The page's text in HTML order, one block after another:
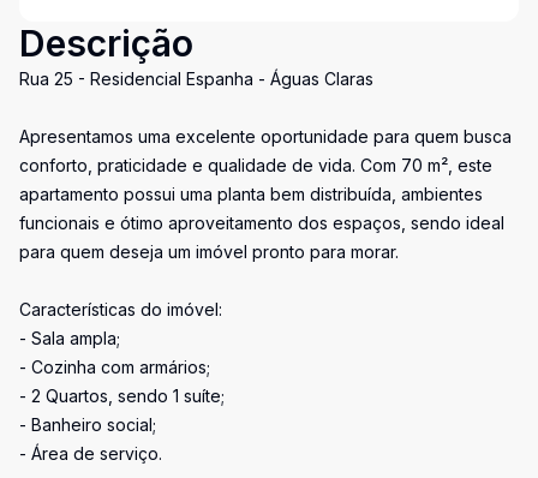
Descrição
Rua 25 - Residencial Espanha - Águas Claras
Apresentamos uma excelente oportunidade para quem busca
conforto, praticidade e qualidade de vida. Com 70 m², este
apartamento possui uma planta bem distribuída, ambientes
funcionais e ótimo aproveitamento dos espaços, sendo ideal
para quem deseja um imóvel pronto para morar.
Características do imóvel:
- Sala ampla;
- Cozinha com armários;
- 2 Quartos, sendo 1 suíte;
- Banheiro social;
- Área de serviço.